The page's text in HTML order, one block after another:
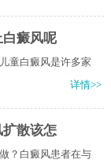
癜风呢
童白癜风是许多家
详情>>
散该怎
？白癜风患者在与